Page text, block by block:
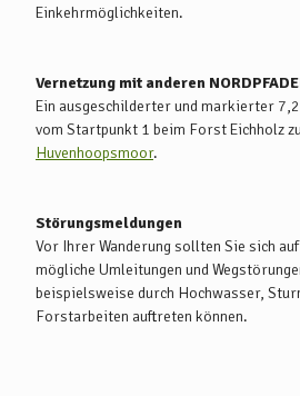
Einkehrmöglichkeiten.
Vernetzung mit anderen
Ein ausgeschilderter und markierter
vom Startpunkt 1 beim Forst Eichholz
Huvenhoopsmoor.
Störungsmeldungen
Vor Ihrer Wanderung sollten Sie sich auf
mögliche Umleitungen und
beispielsweise durch Hochwasser,
Forstarbeiten auftreten können.